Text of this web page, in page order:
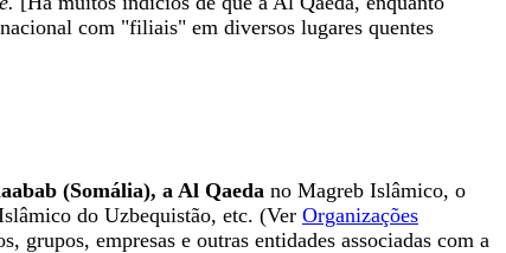
com "filiais" em diversos lugares quentes
(Somália), a Al Qaeda no Magreb Islâmico, o
do Uzbequistão, etc. (Ver Organizações
empresas e outras entidades associadas com a